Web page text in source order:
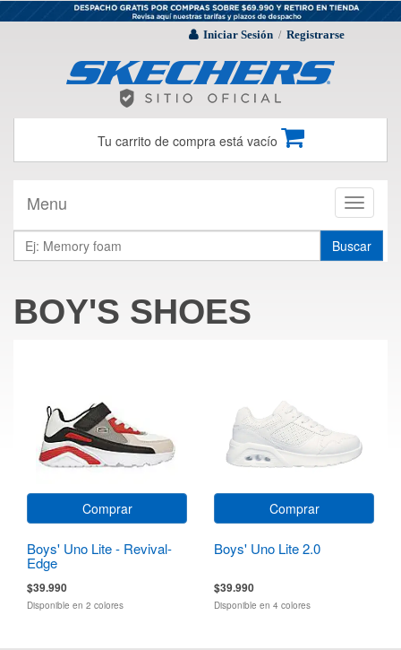
Iniciar Sesión / Registrarse
Tu carrito de compra está vacío
Toggle
Menu
Buscar
BOY'S SHOES
Comprar
Boys' Uno Lite - Revival-
Edge
$39.990
Disponible en 2 colores
Comprar
Boys' Uno Lite 2.0
$39.990
Disponible en 4 colores